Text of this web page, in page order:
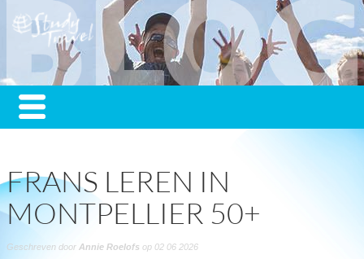
FRANS LEREN IN
MONTPELLIER 50+
Geschreven door Annie Roelofs op 02 06 2026